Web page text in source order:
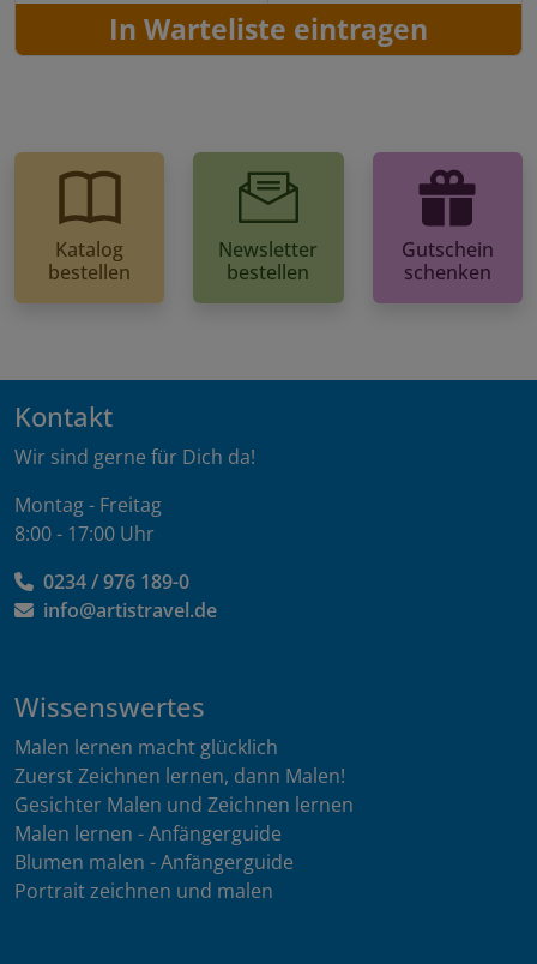
In Warteliste eintragen
Katalog
bestellen
Newsletter
bestellen
Gutschein
schenken
Kontakt
Wir sind gerne für Dich da!
Montag - Freitag
8:00 - 17:00 Uhr
0234 / 976 189-0
info@artistravel.de
Wissenswertes
Malen lernen macht glücklich
Zuerst Zeichnen lernen, dann Malen!
Gesichter Malen und Zeichnen lernen
Malen lernen - Anfängerguide
Blumen malen - Anfängerguide
Portrait zeichnen und malen